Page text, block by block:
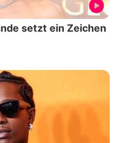
setzt ein Zeichen